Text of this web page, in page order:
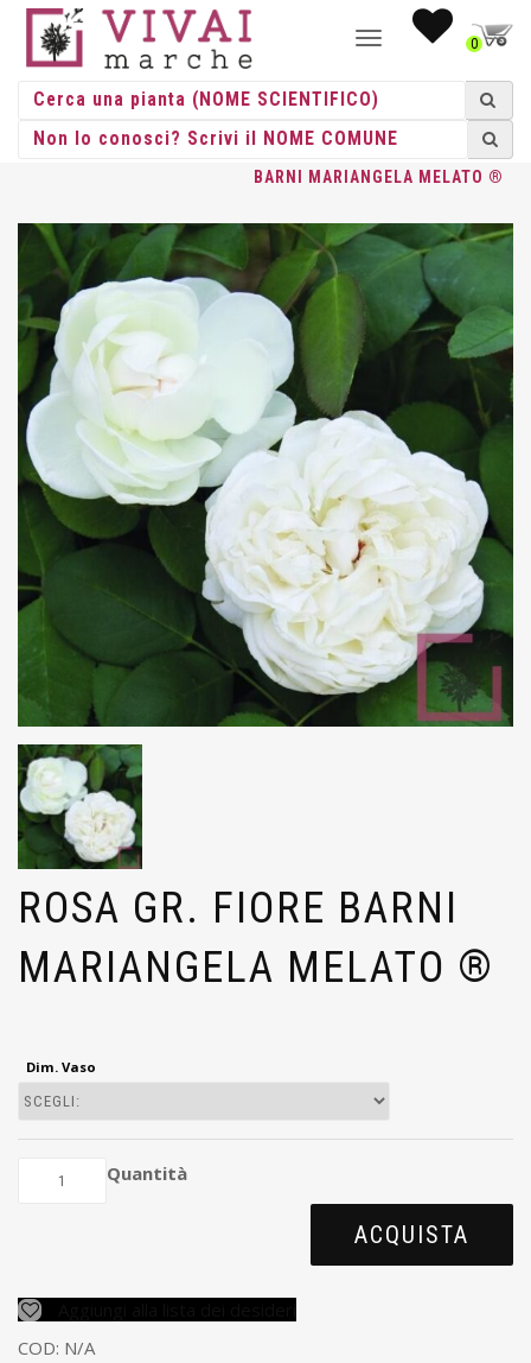
NAVIGAZIONE0
HOME/ROSE/ GRANDE FIORE/BARNI / ROSA GR. FIORE
BARNI MARIANGELA MELATO ®
ROSA GR. FIORE BARNI
MARIANGELA MELATO ®
Dim. Vaso
Quantità
ACQUISTA
COD: N/A